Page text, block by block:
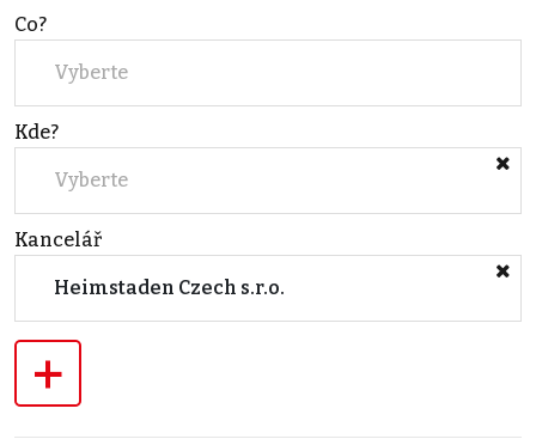
Co?
Vyberte
Kde?
Vyberte
Kancelář
Heimstaden Czech s.r.o.
+